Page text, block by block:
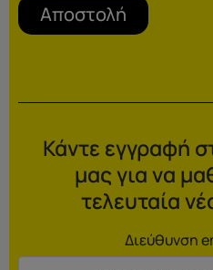
Αποστολή
Κάντε εγγραφή
μας για να
τελευταία
Διεύθυνση